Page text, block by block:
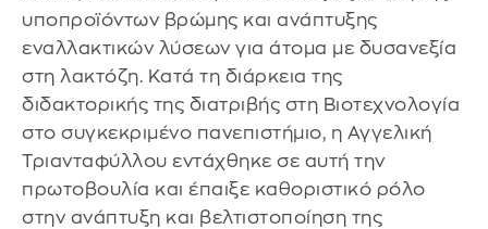
υποπροϊόντων βρώμης και ανάπτυξης
εναλλακτικών λύσεων για άτομα με δυσανεξία
στη λακτόζη. Κατά τη διάρκεια της
διδακτορικής της διατριβής στη Βιοτεχνολογία
στο συγκεκριμένο πανεπιστήμιο, η Αγγελική
Τριανταφύλλου εντάχθηκε σε αυτή την
πρωτοβουλία και έπαιξε καθοριστικό ρόλο
στην ανάπτυξη και βελτιστοποίηση της